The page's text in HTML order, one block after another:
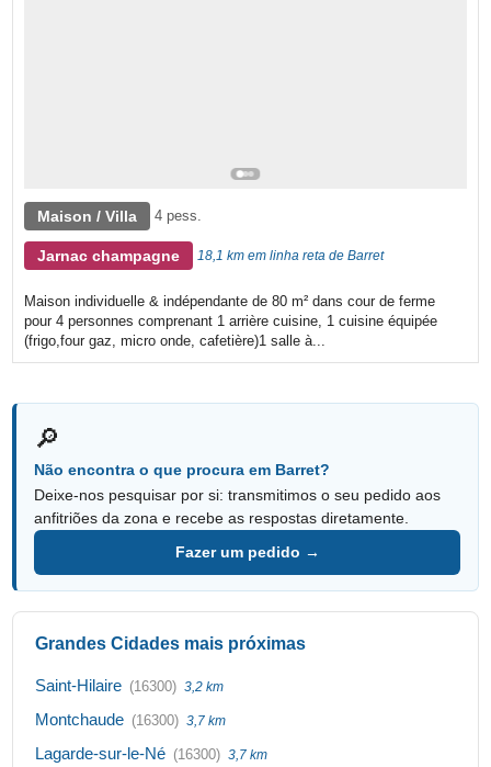
Maison / Villa 4 pess.
Jarnac champagne 18,1 km em linha reta de Barret
Maison individuelle & indépendante de 80 m² dans cour de ferme
pour 4 personnes comprenant 1 arrière cuisine, 1 cuisine équipée
(frigo,four gaz, micro onde, cafetière)1 salle à...
🔎
Não encontra o que procura em Barret?
Deixe-nos pesquisar por si: transmitimos o seu pedido aos
anfitriões da zona e recebe as respostas diretamente.
Fazer um pedido →
Grandes Cidades mais próximas
Saint-Hilaire (16300) 3,2 km
Montchaude (16300) 3,7 km
Lagarde-sur-le-Né (16300) 3,7 km